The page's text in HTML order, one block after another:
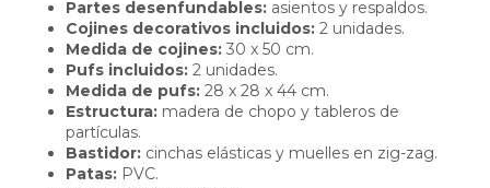
Partes desenfundables: asientos y respaldos.
Cojines decorativos incluidos: 2 unidades.
Medida de cojines: 30 x 50 cm.
Pufs incluidos: 2 unidades.
Medida de pufs: 28 x 28 x 44 cm.
Estructura: madera de chopo y tableros de
partículas.
Bastidor: cinchas elásticas y muelles en zig-zag.
Patas: PVC.